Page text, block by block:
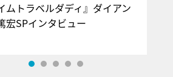
ムトラベルダディ』ダイアン
宏SPインタビュー